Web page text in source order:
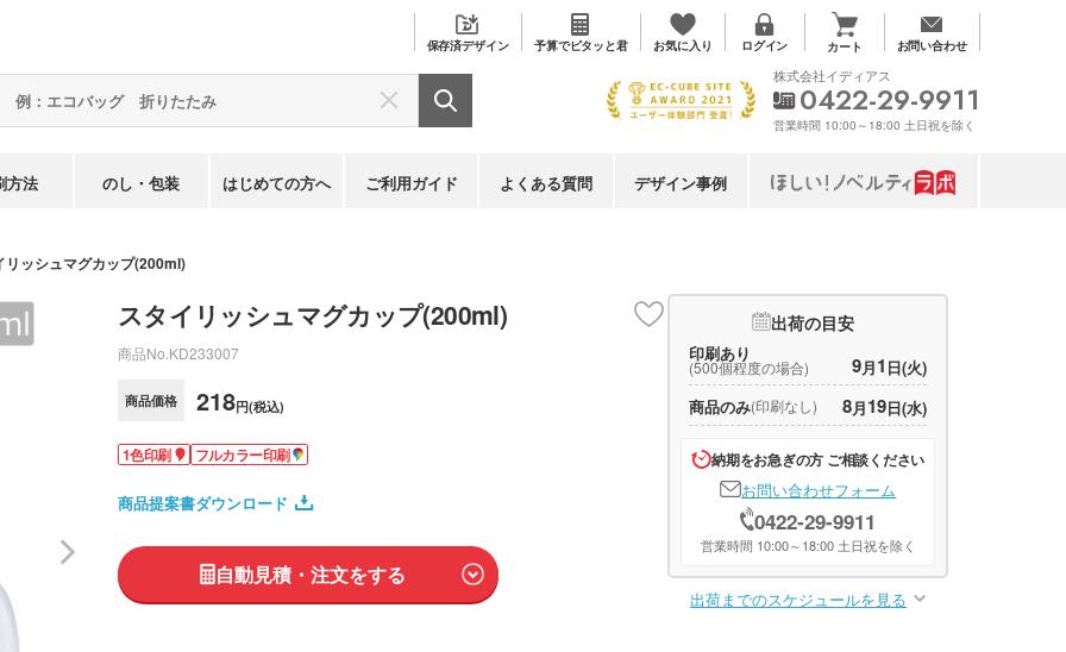
保存済デザイン 予算でピタッと君 お気に入り ログイン カート お問い合わせ
方法 のし・包装 はじめての方へ ご利用ガイド よくある質問 デザイン事例
株式会社イディアス
0422-29-9911
営業時間 10:00～18:00 土日祝を除く
リッシュマグカップ(200ml)
スタイリッシュマグカップ(200ml)
商品No. KD233007
商品価格 218円(税込)
1色印刷 フルカラー印刷
商品提案書ダウンロード
自動見積・注文をする
出荷の目安
印刷あり
(500個程度の場合) 9月1 日(火)
商品のみ(印刷なし) 8月19日(水)
納期をお急ぎの方 ご相談ください
お問い合わせフォーム
0422-29-9911
営業時間 10:00～18:00 土日祝を除く
出荷までのスケジュールを見る